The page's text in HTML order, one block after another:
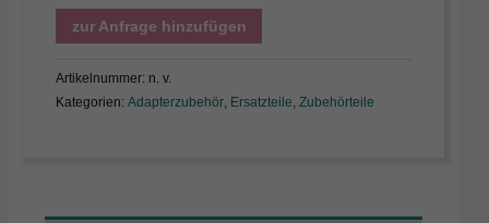
zur Anfrage hinzufügen
Artikelnummer: n. v.
Kategorien:Adapterzubehör Ersatzteile Zubehörteile